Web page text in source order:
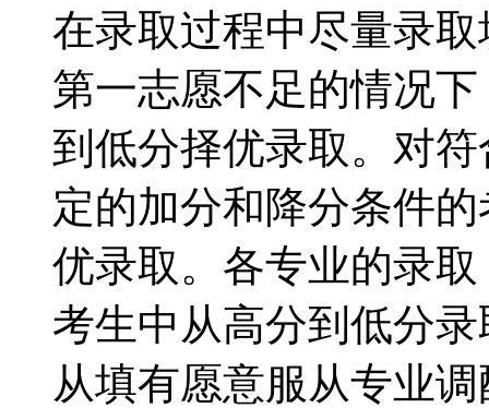
在录取过程中尽量录
第一志愿不足的情况
到低分择优录取。对
定的加分和降分条件
优录取。各专业的录
考生中从高分到低分
从填有愿意服从专业